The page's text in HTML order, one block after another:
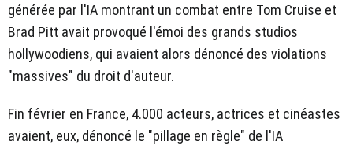
générée par l'IA montrant un combat entre Tom Cruise et
Brad Pitt avait provoqué l'émoi des grands studios
hollywoodiens, qui avaient alors dénoncé des violations
"massives" du droit d'auteur.
Fin février en France, 4.000 acteurs, actrices et cinéastes
avaient, eux, dénoncé le "pillage en règle" de l'IA